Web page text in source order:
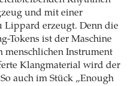
und mit einer
Lippard erzeugt. Denn die
Tokens ist der Maschine
menschlichen Instrument
Klangmaterial wird der
auch im Stück „Enough